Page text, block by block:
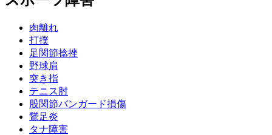
肉離れ
打撲
足関節捻挫
野球肩
突き指
テニス肘
股関節バンガード損傷
鵞足炎
タナ障害